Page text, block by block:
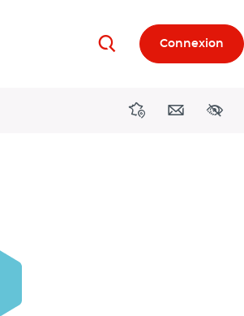
RechercherConnexion
DirectionsContact